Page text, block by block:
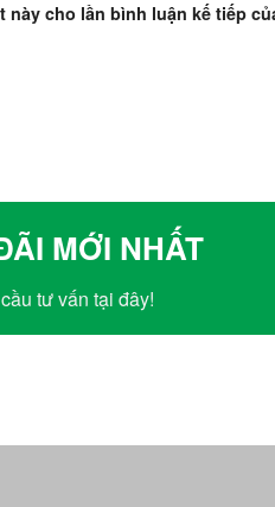
cho lần bình luận kế tiếp
MỚI NHẤT
tư vấn tại đây!